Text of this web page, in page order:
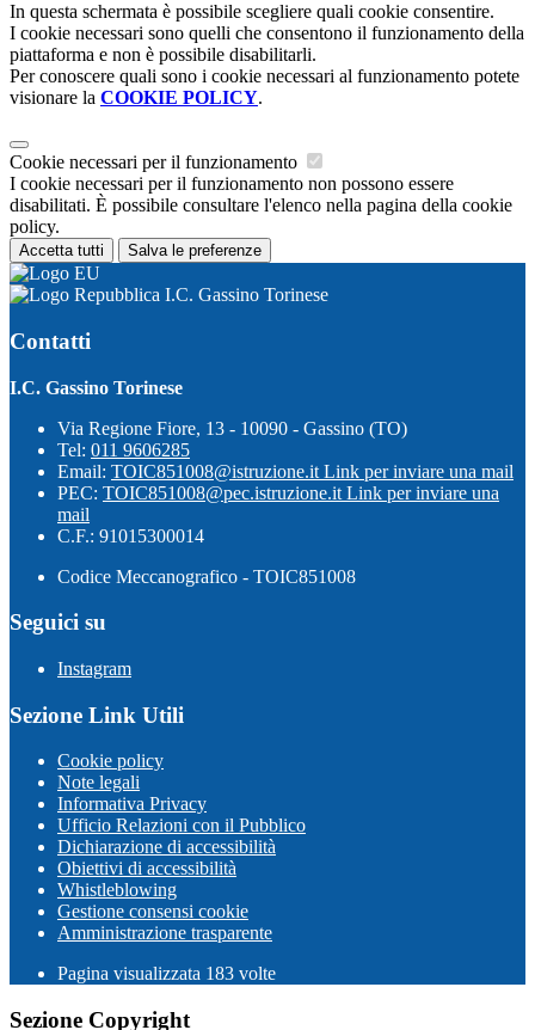
In questa schermata è possibile scegliere quali cookie consentire.
I cookie necessari sono quelli che consentono il funzionamento della
piattaforma e non è possibile disabilitarli.
Per conoscere quali sono i cookie necessari al funzionamento potete
visionare la COOKIE POLICY.
Cookie necessari per il funzionamento
I cookie necessari per il funzionamento non possono essere
disabilitati. È possibile consultare l'elenco nella pagina della cookie
policy.
Accetta tutti Salva le preferenze
I.C. Gassino Torinese
Contatti
I.C. Gassino Torinese
Via Regione Fiore, 13 - 10090 - Gassino (TO)
Tel: 011 9606285
Email: TOIC851008@istruzione.it Link per inviare una mail
PEC: TOIC851008@pec.istruzione.it Link per inviare una
mail
C.F.: 91015300014
Codice Meccanografico - TOIC851008
Seguici su
Instagram
Sezione Link Utili
Cookie policy
Note legali
Informativa Privacy
Ufficio Relazioni con il Pubblico
Dichiarazione di accessibilità
Obiettivi di accessibilità
Whistleblowing
Gestione consensi cookie
Amministrazione trasparente
Pagina visualizzata 183 volte
Sezione Copyright